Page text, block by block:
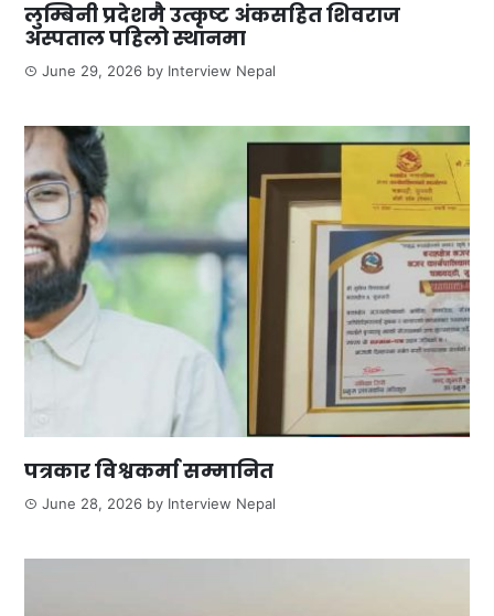
लुम्बिनी प्रदेशमै उत्कृष्ट अंकसहित शिवराज
अस्पताल पहिलो स्थानमा
June 29, 2026 by Interview Nepal
पत्रकार विश्वकर्मा सम्मानित
June 28, 2026 by Interview Nepal